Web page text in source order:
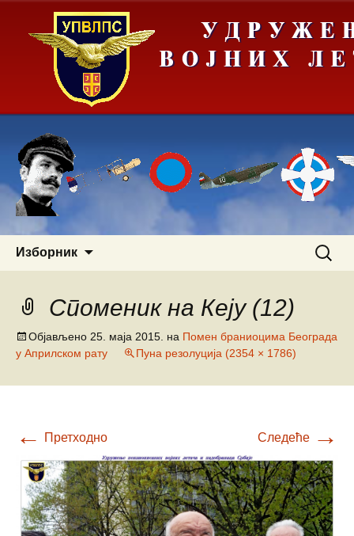
Изборник
Споменик на Кеју (12)
Објављено 25. маја 2015. на Помен браниоцима Београда
у Априлском рату
Пуна резолуција (2354 × 1786)
← Претходно Следеће →